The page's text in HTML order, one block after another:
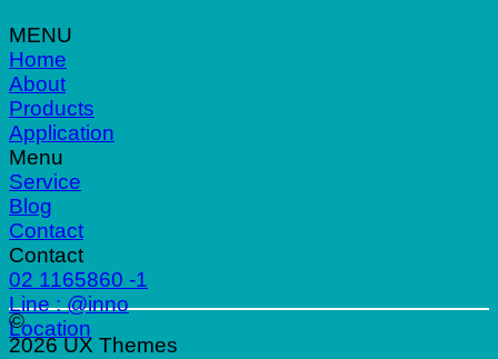
MENU
Home
About
Products
Application
Menu
Service
Blog
Contact
Contact
02 1165860 -1
Line : @inno
Location
©
2026 UX Themes